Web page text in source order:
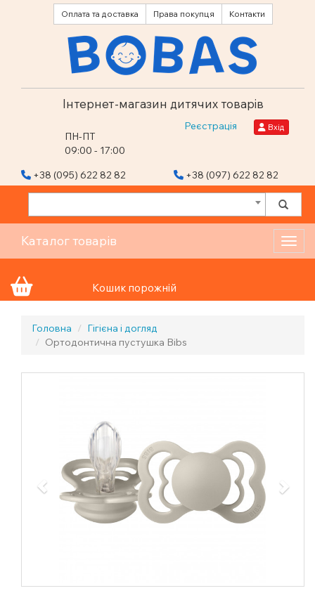
Оплата та доставка Права покупця Контакти
Інтернет-магазин дитячих товарів
ПН-ПТ
09:00 - 17:00
Реєстрація Вхід
+38 (095) 622 82 82 +38 (097) 622 82 82
Каталог товарів
Кошик порожній
Головна
Гігієна і догляд
Ортодонтична пустушка Bibs